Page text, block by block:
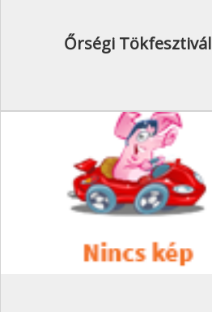
Őrségi Tökfesztivál